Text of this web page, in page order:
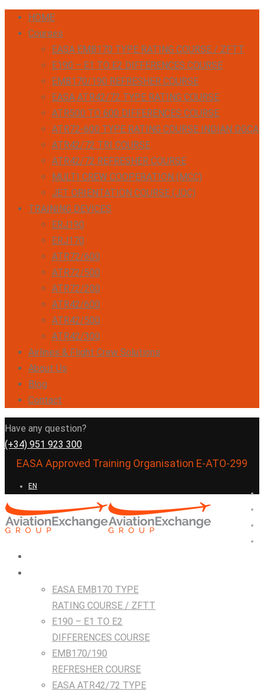
HOME
Courses
EASA EMB170 TYPE RATING COURSE / ZFTT
E190 – E1 TO E2 DIFFERENCES COURSE
EMB170/190 REFRESHER COURSE
EASA ATR42/72 TYPE RATING COURSE
ATR500 TO 600 DIFFERENCES COURSE
ATR72-600 TYPE RATING COURSE INDIAN DGCA
ATR42/72 TRI COURSE
ATR42/72 REFRESHER COURSE
MULTI CREW COOPERATION (MCC)
JET ORIENTATION COURSE (JOC)
TRAINING DEVICES
ERJ190
ERJ170
ATR72/600
ATR72/500
ATR72/200
ATR42/600
ATR42/500
ATR42/300
Airlines & Flight Crew Solutions
About Us
Blog
Contact
Have any question?
(+34) 951 923 300
EASA Approved Training Organisation E-ATO-299
EN
EASA EMB170 TYPE
RATING COURSE / ZFTT
E190 – E1 TO E2
DIFFERENCES COURSE
EMB170/190
REFRESHER COURSE
EASA ATR42/72 TYPE